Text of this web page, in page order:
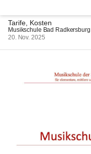
Tarife, Kosten
Musikschule Bad Radkersburg
20. Nov. 2025